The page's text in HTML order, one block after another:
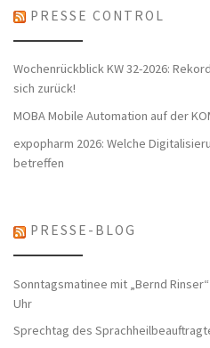
PRESSE CONTROL
Wochenrückblick KW 32-2026:
sich zurück!
MOBA Mobile Automation auf der
expopharm 2026: Welche
betreffen
PRESSE-BLOG
Sonntagsmatinee mit „Bernd
Uhr
Sprechtag des